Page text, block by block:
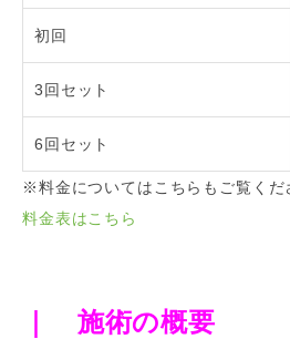
初回
3回セット
6回セット
※料金についてはこちらもご覧くだ
料金表はこちら
｜ 施術の概要